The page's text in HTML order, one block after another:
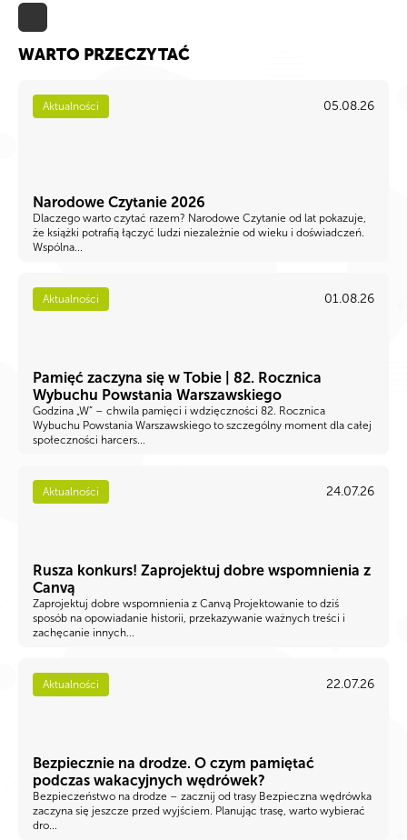
WARTO PRZECZYTAĆ
Aktualności 05.08.26
Narodowe Czytanie 2026
Dlaczego warto czytać razem? Narodowe Czytanie od lat pokazuje,
że książki potrafią łączyć ludzi niezależnie od wieku i doświadczeń.
Wspólna...
Aktualności 01.08.26
Pamięć zaczyna się w Tobie | 82. Rocznica
Wybuchu Powstania Warszawskiego
Godzina „W” – chwila pamięci i wdzięczności 82. Rocznica
Wybuchu Powstania Warszawskiego to szczególny moment dla całej
społeczności harcers...
Aktualności 24.07.26
Rusza konkurs! Zaprojektuj dobre wspomnienia z
Canvą
Zaprojektuj dobre wspomnienia z Canvą Projektowanie to dziś
sposób na opowiadanie historii, przekazywanie ważnych treści i
zachęcanie innych...
Aktualności 22.07.26
Bezpiecznie na drodze. O czym pamiętać
podczas wakacyjnych wędrówek?
Bezpieczeństwo na drodze – zacznij od trasy Bezpieczna wędrówka
zaczyna się jeszcze przed wyjściem. Planując trasę, warto wybierać
dro...